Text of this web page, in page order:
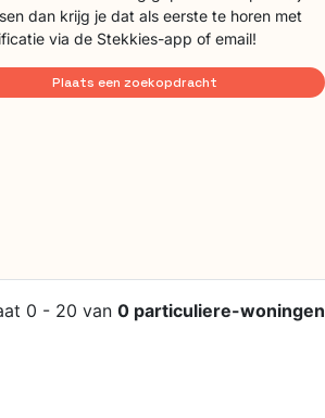
dan krijg je dat als eerste te horen met
via de Stekkies-app of email!
Plaats een zoekopdracht
0 - 20 van 0 particuliere-woningen